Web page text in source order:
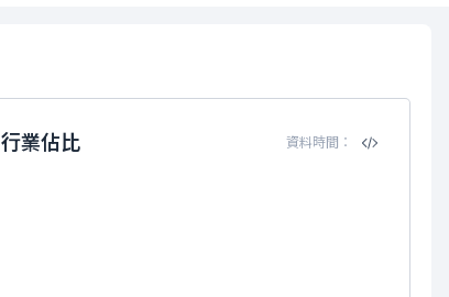
行業佔比 資料時間：